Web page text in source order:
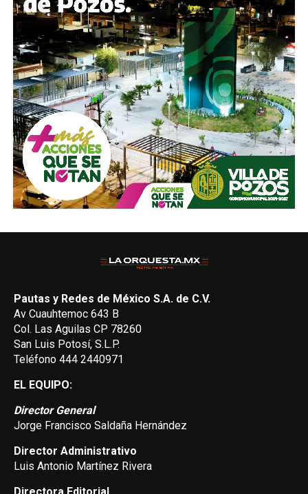
Pautas y Redes de México S.A. de C.V.
Av Cuauhtemoc 643 B
Col. Las Aguilas CP 78260
San Luis Potosí, S.L.P.
Teléfono 444 2440971
EL EQUIPO:
Director General
Jorge Francisco Saldaña Hernández
Director Administrativo
Luis Antonio Martínez Rivera
Directora Editorial